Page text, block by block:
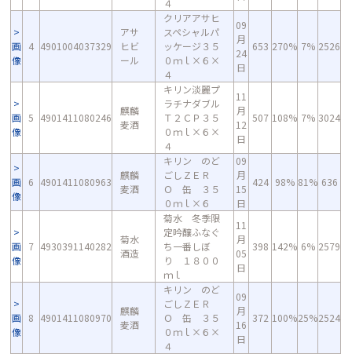
４
画
像
4 4901004037329
アサ
ヒビ
ール
クリアアサヒ
スペシャルパ
ッケージ３５
０ｍｌ×６×
４
09
月
24
日
653 270% 7% 2526
画
像
5 4901411080246
麒麟
麦酒
キリン淡麗プ
ラチナダブル
Ｔ２ＣＰ３５
０ｍｌ×６×
４
11
月
12
日
507 108% 7% 3024
画
像
6 4901411080963
麒麟
麦酒
キリン のど
ごしＺＥＲ
Ｏ 缶 ３５
０ｍｌ×６
09
月
15
日
424 98% 81% 636
画
像
7 4930391140282
菊水
酒造
菊水 冬季限
定吟醸ふなぐ
ち一番しぼ
り １８００
ｍｌ
11
月
05
日
398 142% 6% 2579
画
像
8 4901411080970
麒麟
麦酒
キリン のど
ごしＺＥＲ
Ｏ 缶 ３５
０ｍｌ×６×
４
09
月
16
日
372 100%25%2524